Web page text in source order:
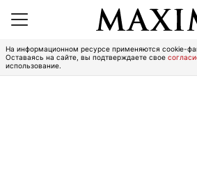
На информационном ресурсе применяются cookie-
Оставаясь на сайте, вы подтверждаете свое
использование.